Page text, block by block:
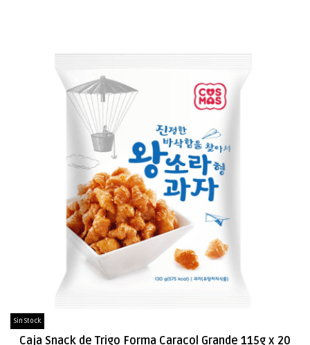
Sin Stock
Caja Snack de Trigo Forma Caracol Grande 115g x 20